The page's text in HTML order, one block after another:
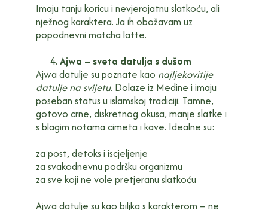
Imaju tanju koricu i nevjerojatnu slatkoću, ali
nježnog karaktera. Ja ih obožavam uz
popodnevni matcha latte.
Ajwa – sveta datulja s dušom
Ajwa datulje su poznate kao najljekovitije
datulje na svijetu. Dolaze iz Medine i imaju
poseban status u islamskoj tradiciji. Tamne,
gotovo crne, diskretnog okusa, manje slatke i
s blagim notama cimeta i kave. Idealne su:
za post, detoks i iscjeljenje
za svakodnevnu podršku organizmu
za sve koji ne vole pretjeranu slatkoću
Ajwa datulje su kao biljka s karakterom – ne